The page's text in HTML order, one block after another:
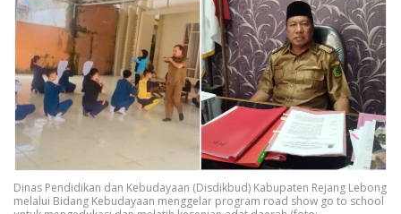
Dinas Pendidikan dan Kebudayaan (Disdikbud) Kabupaten Rejang Lebong
melalui Bidang Kebudayaan menggelar program road show go to school